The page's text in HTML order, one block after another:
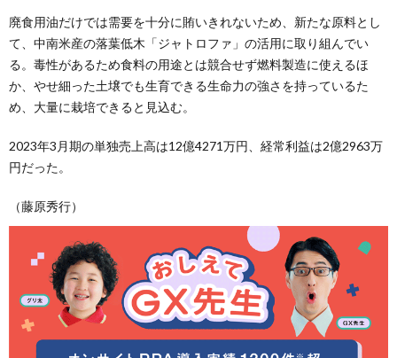
廃食用油だけでは需要を十分に賄いきれないため、新たな原料とし
て、中南米産の落葉低木「ジャトロファ」の活用に取り組んでい
る。毒性があるため食料の用途とは競合せず燃料製造に使えるほ
か、やせ細った土壌でも生育できる生命力の強さを持っているた
め、大量に栽培できると見込む。
2023年3月期の単独売上高は12億4271万円、経常利益は2億2963万
円だった。
（藤原秀行）